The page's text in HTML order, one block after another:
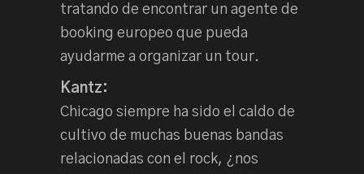
tratando de encontrar un agente de
booking europeo que pueda
ayudarme a organizar un tour.
Kantz:
Chicago siempre ha sido el caldo de
cultivo de muchas buenas bandas
relacionadas con el rock, ¿nos